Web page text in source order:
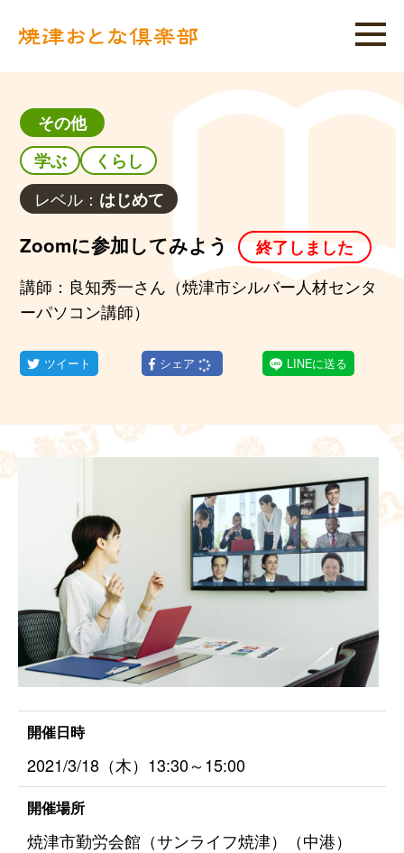
その他
学ぶ
くらし
レベル： はじめて
Zoomに参加してみよう 終了しました
講師：良知秀一さん（焼津市シルバー人材センタ
ーパソコン講師）
ツイート シェア LINEに送る
開催日時
2021/3/18（木）13:30～15:00
開催場所
焼津市勤労会館（サンライフ焼津）（中港）